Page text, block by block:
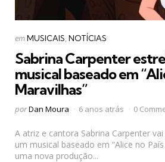
Categorias
Postado
emMUSICAIS NOTÍCIAS
Sabrina Carpenter
musical baseado em
Maravilhas”
Postado
porDan Moura 6 anos atrás 0
A atriz e cantora Sabrina Carpenter
um musical baseado em “Alice no
uma nova produção...